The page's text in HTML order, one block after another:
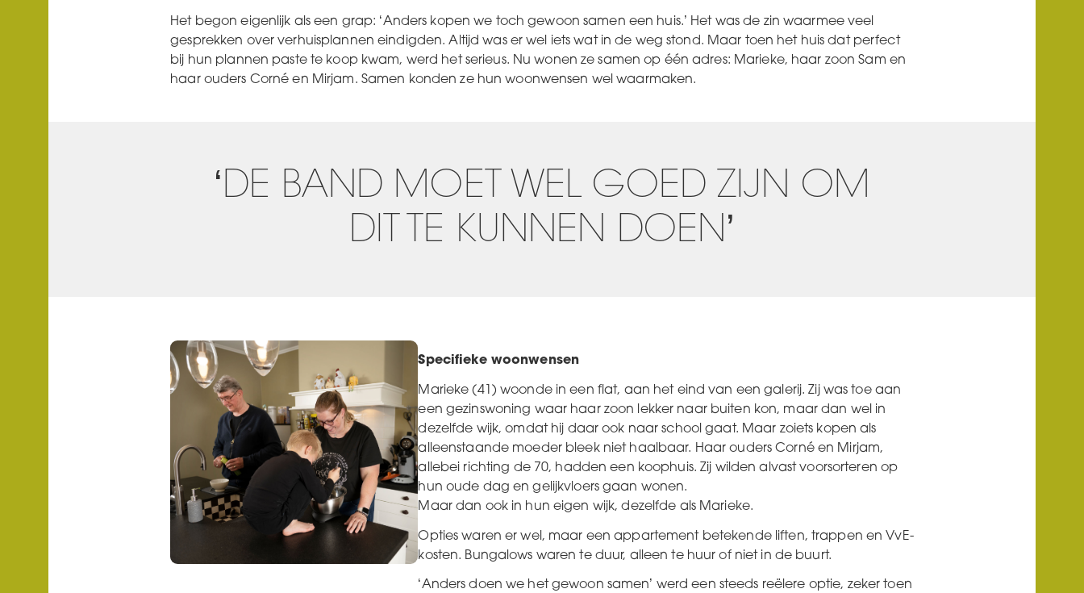
Het begon eigenlijk als een grap: ‘Anders kopen we toch gewoon samen een huis.’ Het was de zin waarmee veel
gesprekken over verhuisplannen eindigden. Altijd was er wel iets wat in de weg stond. Maar toen het huis dat perfect
bij hun plannen paste te koop kwam, werd het serieus. Nu wonen ze samen op één adres: Marieke, haar zoon Sam en
haar ouders Corné en Mirjam. Samen konden ze hun woonwensen wel waarmaken.
‘DE BAND MOET WEL GOED ZIJN OM
DIT TE KUNNEN DOEN’
Specifieke woonwensen
Marieke (41) woonde in een flat, aan het eind van een galerij. Zij was toe aan
een gezinswoning waar haar zoon lekker naar buiten kon, maar dan wel in
dezelfde wijk, omdat hij daar ook naar school gaat. Maar zoiets kopen als
alleenstaande moeder bleek niet haalbaar. Haar ouders Corné en Mirjam,
allebei richting de 70, hadden een koophuis. Zij wilden alvast voorsorteren op
hun oude dag en gelijkvloers gaan wonen.
Maar dan ook in hun eigen wijk, dezelfde als Marieke.
Opties waren er wel, maar een appartement betekende liften, trappen en VvE-
kosten. Bungalows waren te duur, alleen te huur of niet in de buurt.
‘Anders doen we het gewoon samen’ werd een steeds reëlere optie, zeker toen